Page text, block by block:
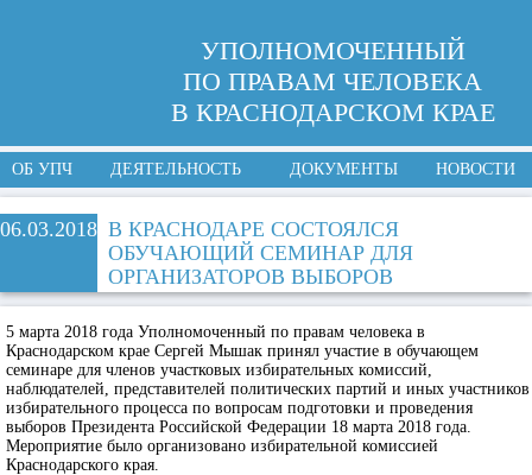
УПОЛНОМОЧЕННЫЙ
ПО ПРАВАМ ЧЕЛОВЕКА
В КРАСНОДАРСКОМ КРАЕ
ОБ УПЧ ДЕЯТЕЛЬНОСТЬ ДОКУМЕНТЫ НОВОСТИ
06.03.2018 В КРАСНОДАРЕ СОСТОЯЛСЯ
ОБУЧАЮЩИЙ СЕМИНАР ДЛЯ
ОРГАНИЗАТОРОВ ВЫБОРОВ
5 марта 2018 года Уполномоченный по правам человека в
Краснодарском крае Сергей Мышак принял участие в обучающем
семинаре для членов участковых избирательных комиссий,
наблюдателей, представителей политических партий и иных участников
избирательного процесса по вопросам подготовки и проведения
выборов Президента Российской Федерации 18 марта 2018 года.
Мероприятие было организовано избирательной комиссией
Краснодарского края.